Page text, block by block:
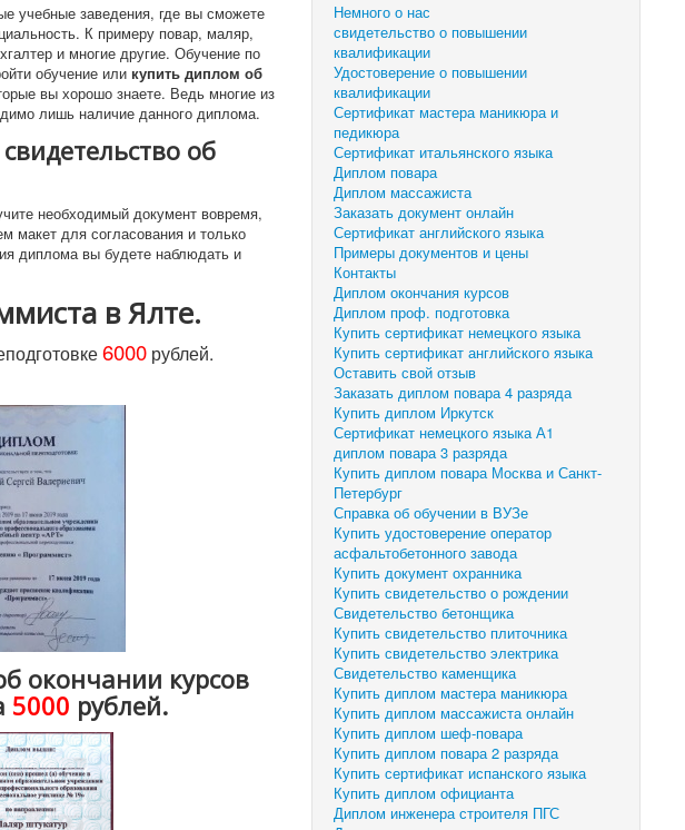
учебные заведения, где вы сможете
К примеру повар, маляр,
и многие другие. Обучение по
обучение или купить диплом об
вы хорошо знаете. Ведь многие из
лишь наличие данного диплома.
об
необходимый документ вовремя,
макет для согласования и только
диплома вы будете наблюдать и
в Ялте.
6000 рублей.
окончании курсов
5000 рублей.
Немного о нас
свидетельство о повышении
квалификации
Удостоверение о повышении
квалификации
Сертификат мастера маникюра и
педикюра
Сертификат итальянского языка
Диплом повара
Диплом массажиста
Заказать документ онлайн
Сертификат английского языка
Примеры документов и цены
Контакты
Диплом окончания курсов
Диплом проф. подготовка
Купить сертификат немецкого языка
Купить сертификат английского языка
Оставить свой отзыв
Заказать диплом повара 4 разряда
Купить диплом Иркутск
Сертификат немецкого языка А1
диплом повара 3 разряда
Купить диплом повара Москва и Санкт-
Петербург
Справка об обучении в ВУЗе
Купить удостоверение оператор
асфальтобетонного завода
Купить документ охранника
Купить свидетельство о рождении
Свидетельство бетонщика
Купить свидетельство плиточника
Купить свидетельство электрика
Свидетельство каменщика
Купить диплом мастера маникюра
Купить диплом массажиста онлайн
Купить диплом шеф-повара
Купить диплом повара 2 разряда
Купить сертификат испанского языка
Купить диплом официанта
Диплом инженера строителя ПГС